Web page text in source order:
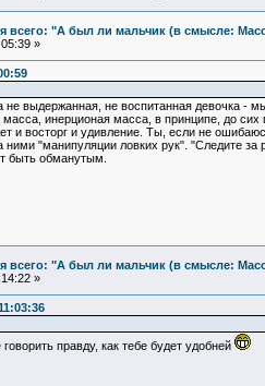
всего: "А был ли мальчик (в смысле:
»
выдержанная, не воспитанная девочка -
масса, инерционая масса, в принципе, до
и восторг и удивление. Ты, если не
"манипуляции ловких рук". "Следите
быть обманутым.
всего: "А был ли мальчик (в смысле:
»
правду, как тебе будет удобней